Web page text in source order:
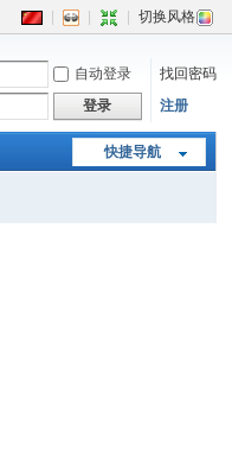
切换风格
自动登录
找回密码
登录 注册
快捷导航